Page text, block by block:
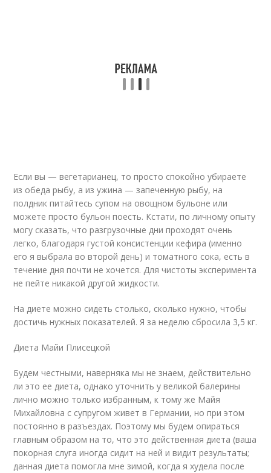
Если вы — вегетарианец, то просто спокойно убираете
из обеда рыбу, а из ужина — запеченную рыбу, на
полдник питайтесь супом на овощном бульоне или
можете просто бульон поесть. Кстати, по личному опыту
могу сказать, что разгрузочные дни проходят очень
легко, благодаря густой консистенции кефира (именно
его я выбрала во второй день) и томатного сока, есть в
течение дня почти не хочется. Для чистоты эксперимента
не пейте никакой другой жидкости.
На диете можно сидеть столько, сколько нужно, чтобы
достичь нужных показателей. Я за неделю сбросила 3,5 кг.
Диета Майи Плисецкой
Будем честными, наверняка мы не знаем, действительно
ли это ее диета, однако уточнить у великой балерины
лично можно только избранным, к тому же Майя
Михайловна с супругом живет в Германии, но при этом
постоянно в разъездах. Поэтому мы будем опираться
главным образом на то, что это действенная диета (ваша
покорная слуга иногда сидит на ней и видит результаты;
данная диета помогла мне зимой, когда я худела после